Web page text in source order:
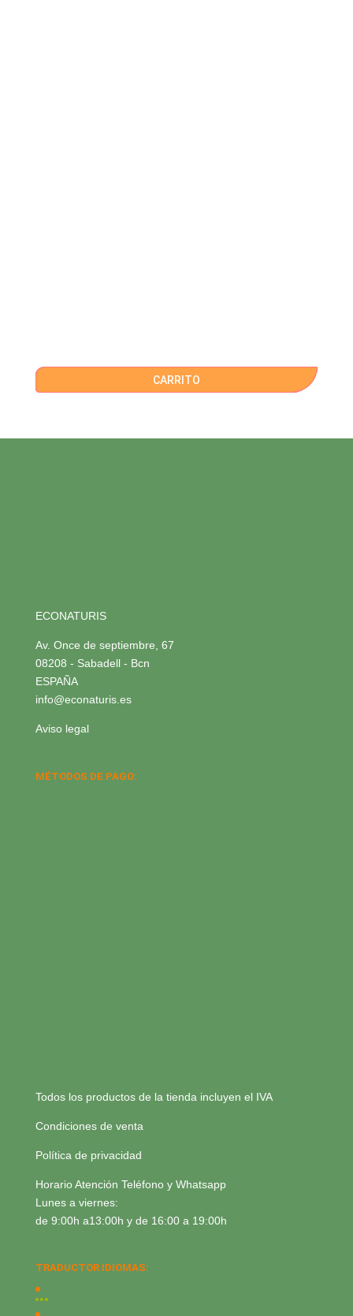
CARRITO
ECONATURIS
Av. Once de septiembre, 67
08208 - Sabadell - Bcn
ESPAÑA
info@econaturis.es
Aviso legal
MÉTODOS DE PAGO:
Todos los productos de la tienda incluyen el IVA
Condiciones de venta
Política de privacidad
Horario Atención Teléfono y Whatsapp
Lunes a viernes:
de 9:00h a13:00h y de 16:00 a 19:00h
TRADUCTOR IDIOMAS: